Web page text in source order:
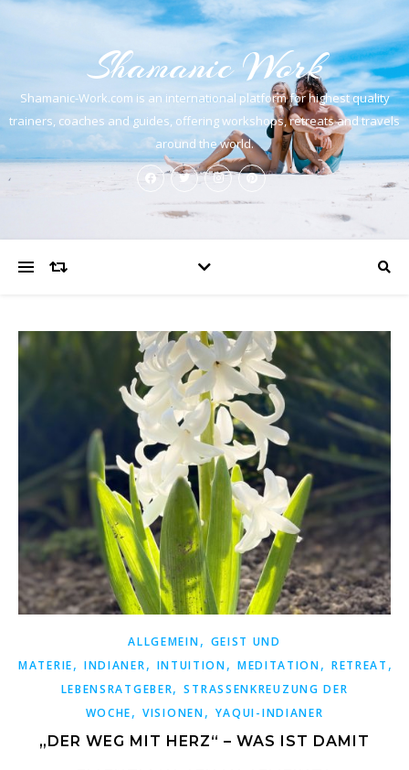
Shamanic Work
Shamanic-Work.com is an international platform for highest quality
trainers, coaches and guides, offering workshops, retreats and travels
around the world.
ALLGEMEIN, GEIST UND
MATERIE, INDIANER, INTUITION, MEDITATION, RETREAT ,
LEBENSRATGEBER,STRASSENKREUZUNG DER W
OCHE ,VISIONEN, YAQUI-INDIANER
„DER WEG MIT HERZ“ – WAS IST DAMIT